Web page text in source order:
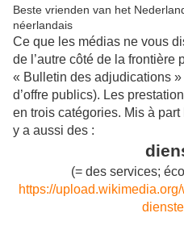
Beste vrienden van het
néerlandais
Ce que les médias ne vous
de l’autre côté de la frontière
« Bulletin des adjudications
d’offre publics). Les
en trois catégories. Mis à part
y a aussi des :
(= des services;
https://